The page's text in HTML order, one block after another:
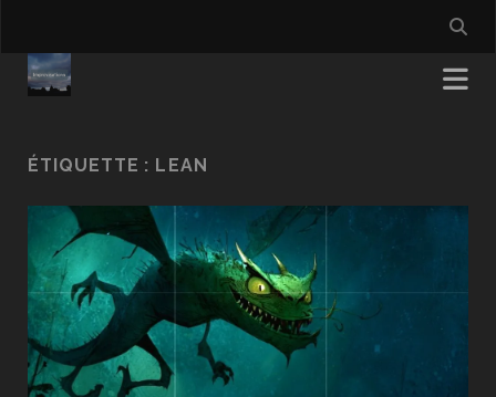
ÉTIQUETTE : LEAN